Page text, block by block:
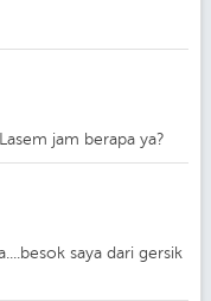
jam berapa ya?
saya dari gersik